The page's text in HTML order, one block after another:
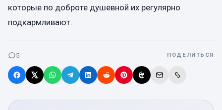
которые по доброте душевной их регулярно
подкармливают.
5 ПОДЕЛИТЬСЯ